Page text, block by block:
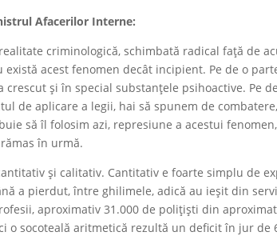
Afacerilor Interne:
criminologică, schimbată radical față de
acest fenomen decât incipient. Pe de o
crescut și în special substanțele psihoactive. Pe
de aplicare a legii, hai să spunem de
să îl folosim azi, represiune a acestui
în urmă.
și calitativ. Cantitativ e foarte simplu de
a pierdut, între ghilimele, adică au ieșit din
aproximativ 31.000 de polițiști din
o socoteală aritmetică rezultă un deficit în jur de